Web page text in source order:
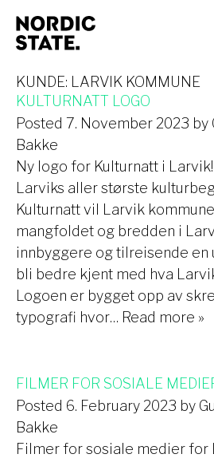
KUNDE:
LARVIK KOMMUNE
KULTURNATT LOGO
Posted 7. November 2023 by
Bakke
Ny logo for Kulturnatt i
Larviks aller største
Kulturnatt vil Larvik
mangfoldet og bredden i
innbyggere og tilreisende en
bli bedre kjent med hva
Logoen er bygget opp av
typografi hvor… Read more »
FILMER FOR SOSIALE
Posted 6. February 2023 by
Bakke
Filmer for sosiale medier for